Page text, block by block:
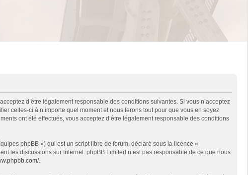
d’être légalement responsable des conditions suivantes. Si vous n’acceptez
celles-ci à n’importe quel moment et nous ferons tout pour que vous en soyez
ont été effectués, vous acceptez d’être légalement responsable des conditions
phpBB ») qui est un script libre de forum, déclaré sous la licence «
les discussions sur Internet. phpBB Limited n’est pas responsable de ce que nous
.